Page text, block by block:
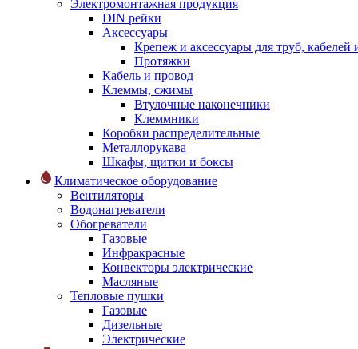
Электромонтажная продукция
DIN рейки
Аксессуары
Крепеж и аксессуары для труб, кабелей
Протяжки
Кабель и провод
Клеммы, сжимы
Втулочные наконечники
Клеммники
Коробки распределительные
Металлорукава
Шкафы, щитки и боксы
Климатическое оборудование
Вентиляторы
Водонагреватели
Обогреватели
Газовые
Инфракрасные
Конвекторы электрические
Масляные
Тепловые пушки
Газовые
Дизельные
Электрические